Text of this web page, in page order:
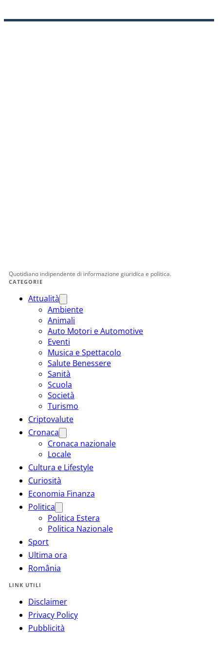
Quotidiano indipendente di informazione giuridica e politica.
CATEGORIE
Attualità
Ambiente
Animali
Auto Motori e Automotive
Eventi
Musica e Spettacolo
Salute Benessere
Sanità
Scuola
Società
Turismo
Criptovalute
Cronaca
Cronaca nazionale
Locale
Cultura e Lifestyle
Curiosità
Economia Finanza
Politica
Politica Estera
Politica Nazionale
Sport
Ultima ora
România
LINK UTILI
Disclaimer
Privacy Policy
Pubblicità